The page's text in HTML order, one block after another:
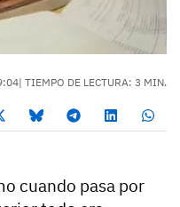
| TIEMPO DE LECTURA: 3 MIN.
cuando pasa por